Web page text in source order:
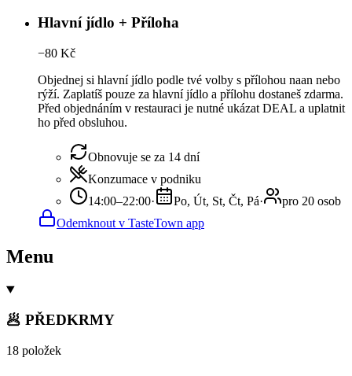
Hlavní jídlo + Příloha
−80 Kč
Objednej si hlavní jídlo podle tvé volby s přílohou naan nebo
rýží. Zaplatíš pouze za hlavní jídlo a přílohu dostaneš zdarma.
Před objednáním v restauraci je nutné ukázat DEAL a uplatnit
ho před obsluhou.
Obnovuje se za 14 dní
Konzumace v podniku
14:00–22:00· Po, Út, St, Čt, Pá·
pro 20 osob
Odemknout v TasteTown app
Menu
🥟 PŘEDKRMY
18 položek